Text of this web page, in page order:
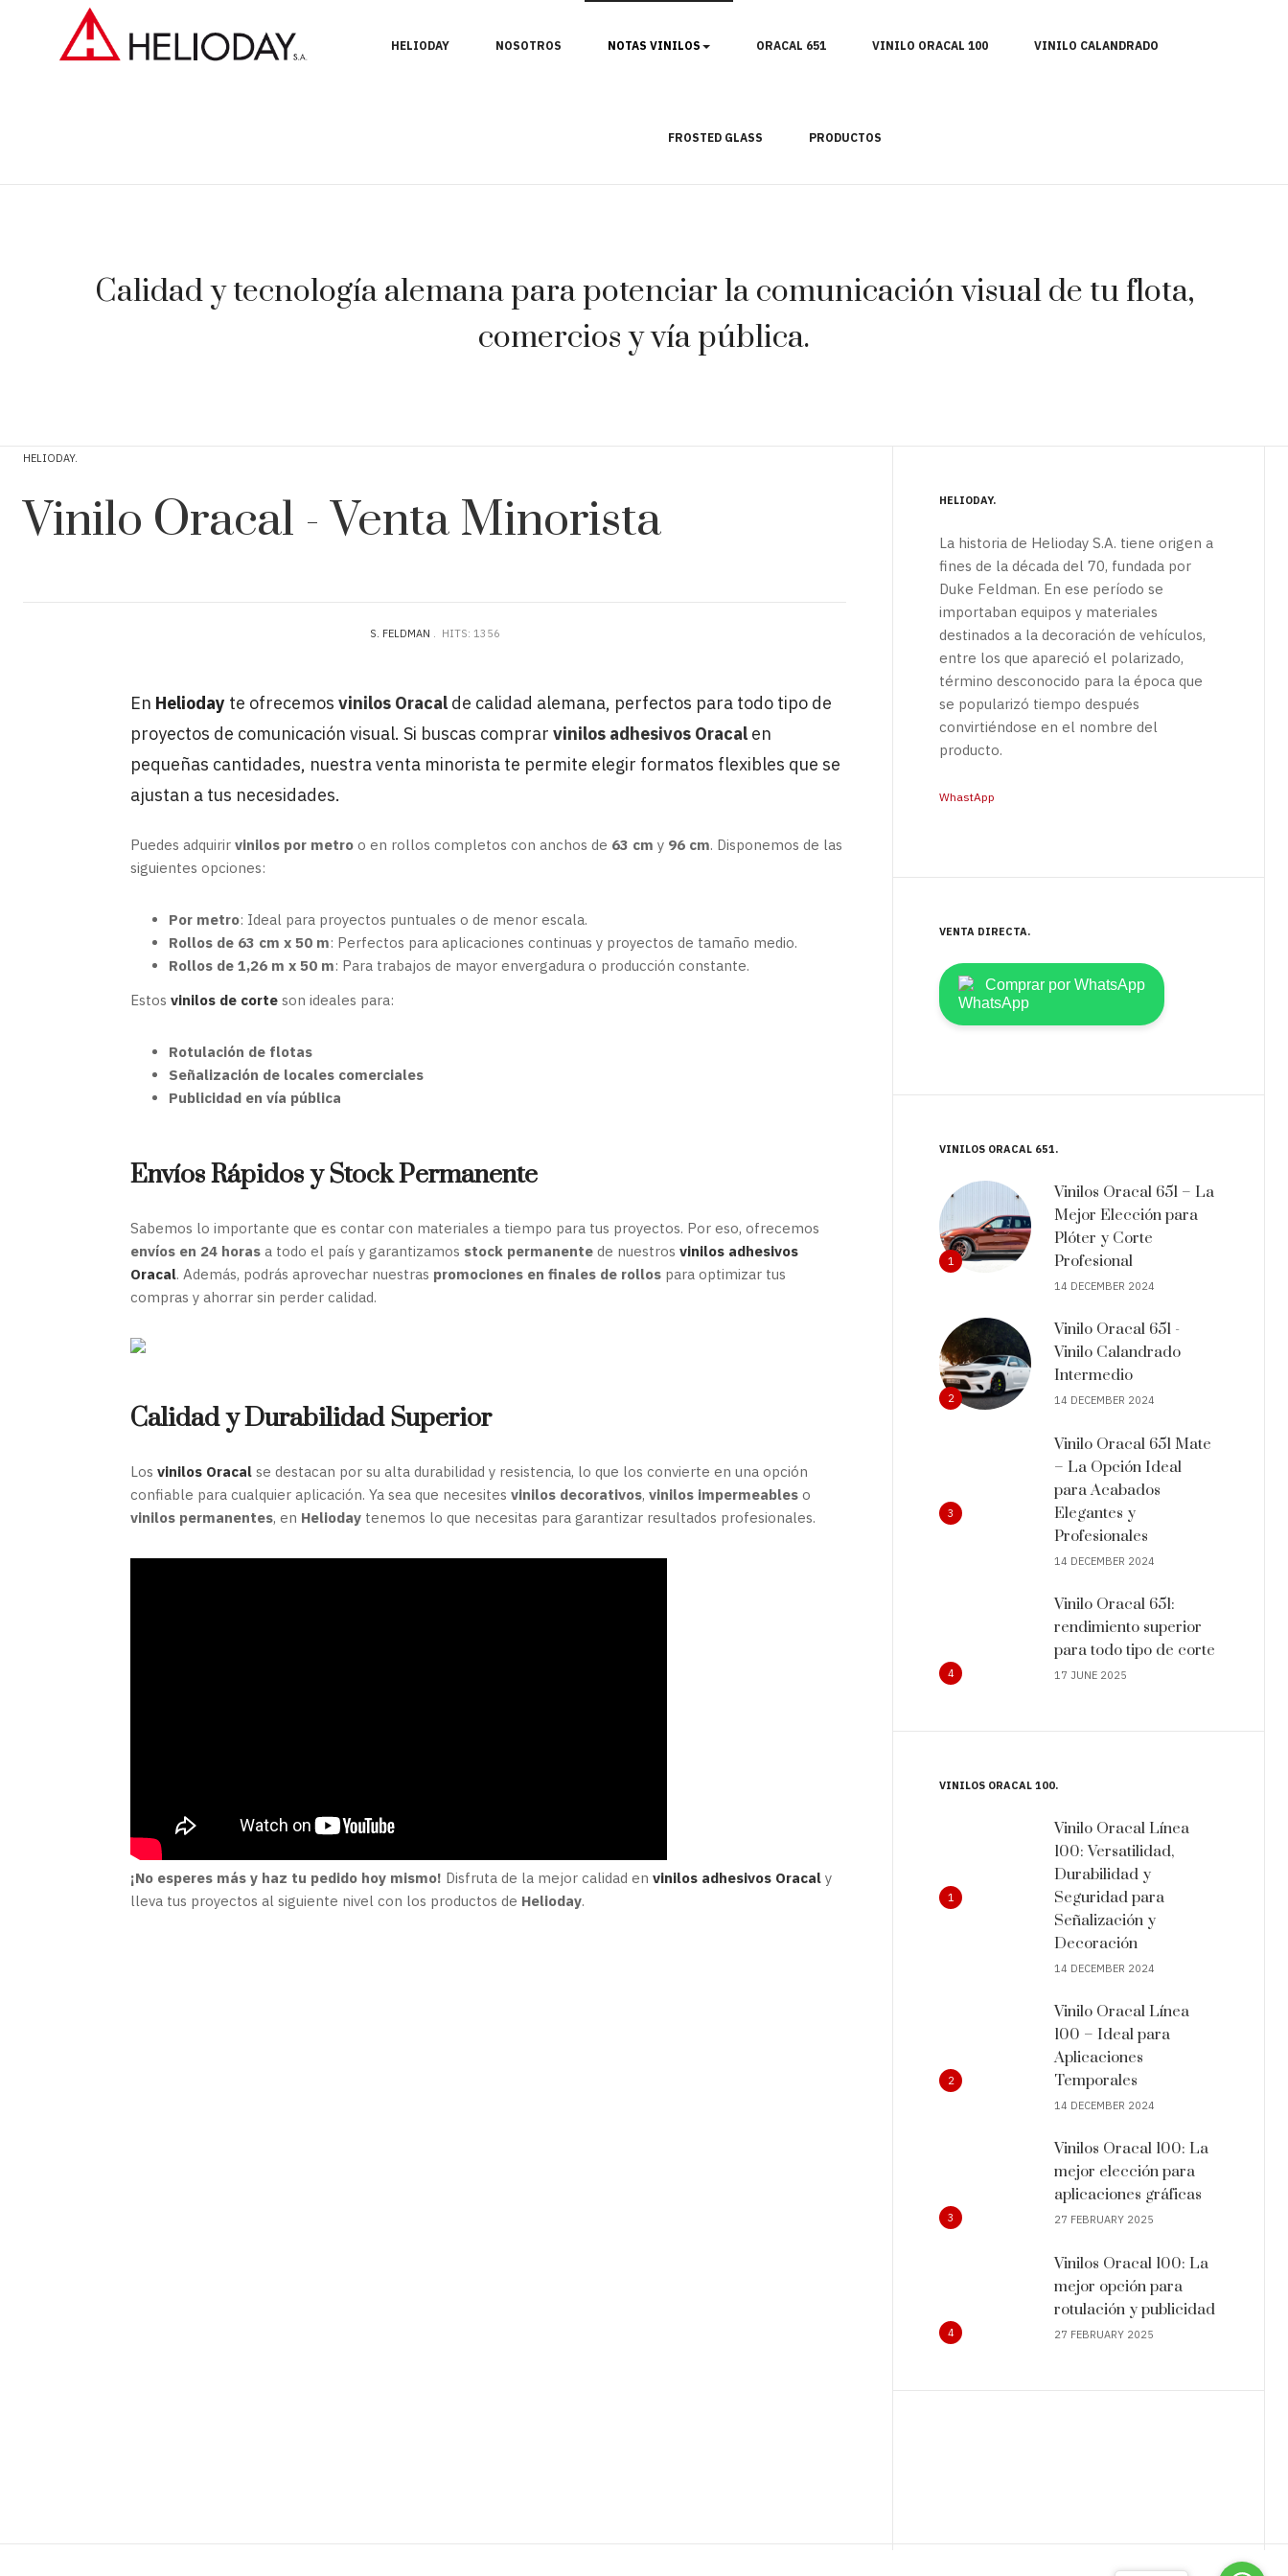
HELIODAY NOSOTROS NOTAS VINILOS ORACAL 651 VINILO ORACAL 100 VINILO CALANDRADO
FROSTED GLASS PRODUCTOS
Calidad y tecnología alemana para potenciar la comunicación visual de tu flota,
comercios y vía pública.
HELIODAY
Vinilo Oracal - Venta Minorista
S. FELDMAN HITS: 1356
En Helioday te ofrecemos vinilos Oracal de calidad alemana, perfectos para todo tipo de
proyectos de comunicación visual. Si buscas comprar vinilos adhesivos Oracal en
pequeñas cantidades, nuestra venta minorista te permite elegir formatos flexibles que se
ajustan a tus necesidades.
Puedes adquirir vinilos por metro o en rollos completos con anchos de 63 cm y 96 cm. Disponemos de las
siguientes opciones:
Por metro: Ideal para proyectos puntuales o de menor escala.
Rollos de 63 cm x 50 m: Perfectos para aplicaciones continuas y proyectos de tamaño medio.
Rollos de 1,26 m x 50 m: Para trabajos de mayor envergadura o producción constante.
Estos vinilos de corte son ideales para:
Rotulación de flotas
Señalización de locales comerciales
Publicidad en vía pública
Envíos Rápidos y Stock Permanente
Sabemos lo importante que es contar con materiales a tiempo para tus proyectos. Por eso, ofrecemos
envíos en 24 horas a todo el país y garantizamos stock permanente de nuestros vinilos adhesivos
Oracal. Además, podrás aprovechar nuestras promociones en finales de rollos para optimizar tus
compras y ahorrar sin perder calidad.
Calidad y Durabilidad Superior
Los vinilos Oracal se destacan por su alta durabilidad y resistencia, lo que los convierte en una opción
confiable para cualquier aplicación. Ya sea que necesites vinilos decorativos, vinilos impermeables o
vinilos permanentes, en Helioday tenemos lo que necesitas para garantizar resultados profesionales.
¡No esperes más y haz tu pedido hoy mismo! Disfruta de la mejor calidad en vinilos adhesivos Oracal y
lleva tus proyectos al siguiente nivel con los productos de Helioday.
HELIODAY
La historia de Helioday S.A. tiene origen a
fines de la década del 70, fundada por
Duke Feldman. En ese período se
importaban equipos y materiales
destinados a la decoración de vehículos,
entre los que apareció el polarizado,
término desconocido para la época que
se popularizó tiempo después
convirtiéndose en el nombre del
producto.
WhastApp
VENTA DIRECTA
Comprar por WhatsApp
VINILOS ORACAL 651
1
Vinilos Oracal 651 – La
Mejor Elección para
Plóter y Corte
Profesional
14 DECEMBER 2024
2
Vinilo Oracal 651 -
Vinilo Calandrado
Intermedio
14 DECEMBER 2024
3
Vinilo Oracal 651 Mate
– La Opción Ideal
para Acabados
Elegantes y
Profesionales
14 DECEMBER 2024
4
Vinilo Oracal 651:
rendimiento superior
para todo tipo de corte
17 JUNE 2025
VINILOS ORACAL 100
1
Vinilo Oracal Línea
100: Versatilidad,
Durabilidad y
Seguridad para
Señalización y
Decoración
14 DECEMBER 2024
2
Vinilo Oracal Línea
100 – Ideal para
Aplicaciones
Temporales
14 DECEMBER 2024
3
Vinilos Oracal 100: La
mejor elección para
aplicaciones gráficas
27 FEBRUARY 2025
4
Vinilos Oracal 100: La
mejor opción para
rotulación y publicidad
27 FEBRUARY 2025